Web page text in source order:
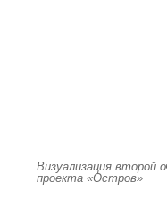
Визуализация второй
проекта «Остров»